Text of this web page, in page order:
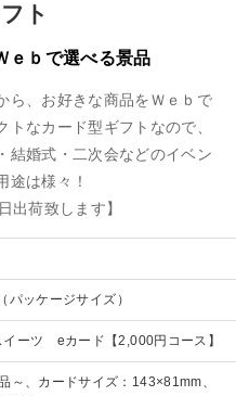
ト
ｅｂで選べる景品
ら、お好きな商品をＷｅｂで
なカード型ギフトなので、
結婚式・二次会などのイベン
途は様々！
出荷致します】
パッケージサイズ）
ーツ eカード【2,000円コース】
～、カードサイズ：143×81mm、